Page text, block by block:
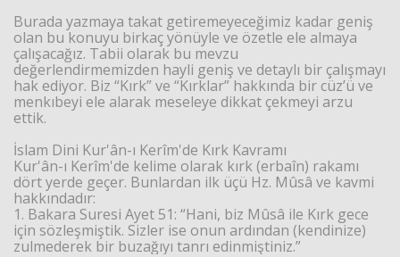
Burada yazmaya takat getiremeyeceğimiz kadar geniş
olan bu konuyu birkaç yönüyle ve özetle ele almaya
çalışacağız. Tabii olarak bu mevzu
değerlendirmemizden hayli geniş ve detaylı bir çalışmayı
hak ediyor. Biz “Kırk” ve “Kırklar” hakkında bir cüz’ü ve
menkıbeyi ele alarak meseleye dikkat çekmeyi arzu
ettik.
İslam Dini Kur'ân-ı Kerîm'de Kırk Kavramı
Kur'ân-ı Kerîm'de kelime olarak kırk (erbaîn) rakamı
dört yerde geçer. Bunlardan ilk üçü Hz. Mûsâ ve kavmi
hakkındadır:
1. Bakara Suresi Ayet 51: “Hani, biz Mûsâ ile Kırk gece
için sözleşmiştik. Sizler ise onun ardından (kendinize)
zulmederek bir buzağıyı tanrı edinmiştiniz.”